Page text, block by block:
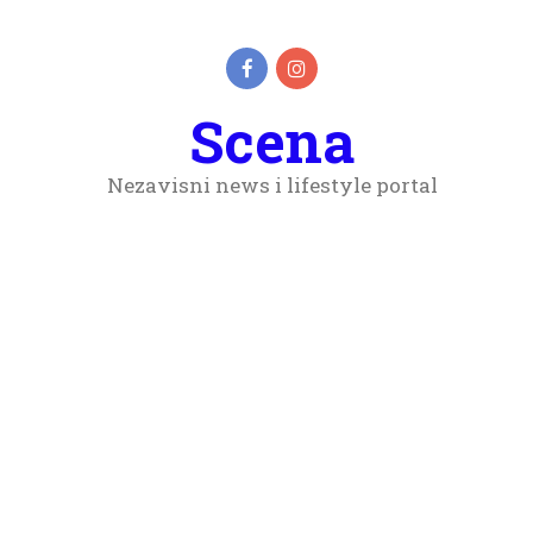
Scena
Nezavisni news i lifestyle portal